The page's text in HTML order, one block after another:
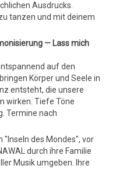
Ausdrucks.
tanzen und mit deinem
— Lass mich
auf den
Körper und Seele in
entsteht, die unsere
wirken. Tiefe Töne
Termine nach
des Mondes", vor
durch ihre Familie
Musik umgeben. Ihre